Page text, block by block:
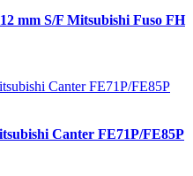
mm S/F Mitsubishi Fuso FH
Canter FE71P/FE85P